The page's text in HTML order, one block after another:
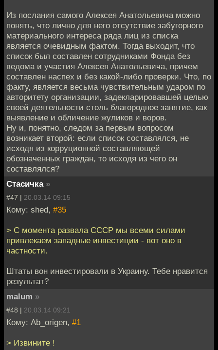
Из послания самого Алексея Анатольевича можно
понять, что лично для него отсутствие забугорного
материального интереса ряда лиц из списка
является очевидным фактом. Тогда выходит, что
список был составлен сотрудниками Фонда без
ведома и участия Алексея Анатольевича, причем
составлен наспех и без какой-либо проверки. Что, по
факту, является весьма чувствительным ударом по
авторитету организации, задекларировавшей целью
своей деятельности столь благородное занятие, как
выявление и обличение жуликов и воров.
Ну и, понятно, следом за первым вопросом
возникает второй: если список составлялся, не
исходя из корруционной составляющей
обозначенных граждан, то исходя из чего он
составлялся?
Стасичка »
#47 | 20.03.14 09:15
Кому: shed, #35
> С момента развала СССР мы всеми силами
привлекаем западные инвестиции - вот оно в
частности.
Штаты вон инвестировали в Украину. Тебе нравится
результат?
malum »
#48 | 20.03.14 09:21
Кому: Ab_origen, #1
> Извините !